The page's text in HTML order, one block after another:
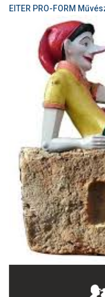
EITER PRO-FORM